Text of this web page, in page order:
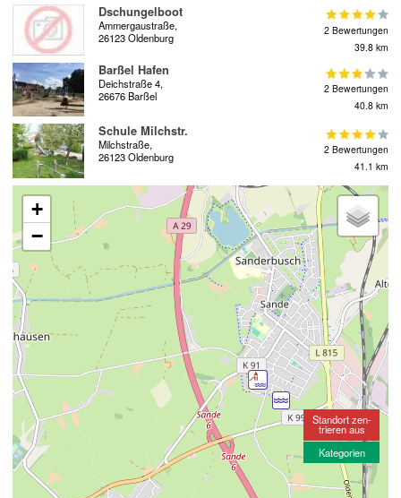
Dschungelboot
Ammergaustraße,
26123 Oldenburg
2 Bewertungen
39.8 km
Barßel Hafen
Deichstraße 4,
26676 Barßel
2 Bewertungen
40.8 km
Schule Milchstr.
Milchstraße,
26123 Oldenburg
2 Bewertungen
41.1 km
+
−
Standort zen-
trieren aus
Kategorien